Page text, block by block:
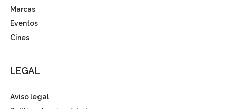
Marcas
Eventos
Cines
LEGAL
Aviso legal